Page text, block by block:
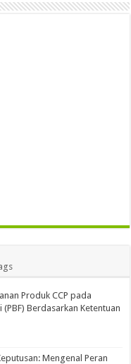
Produk CCP pada
Berdasarkan Ketentuan
Mengenal Peran